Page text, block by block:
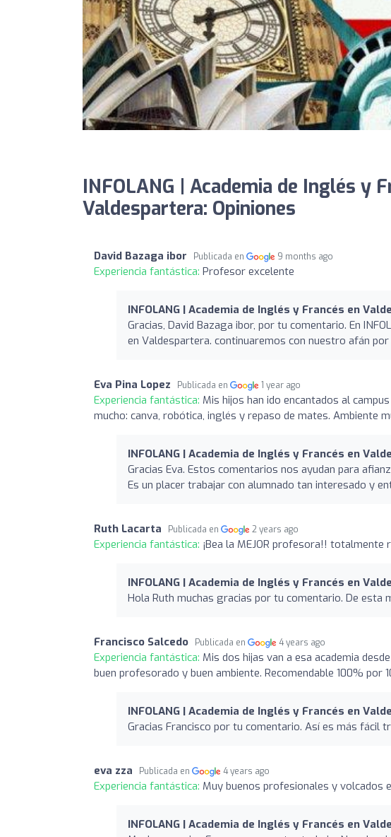
INFOLANG | Academia de Inglés y
Valdespartera: Opiniones
David Bazaga ibor Publicada en 9 months ago
Experiencia fantástica: Profesor excelente
INFOLANG | Academia de Inglés y Francés en
Gracias, David Bazaga ibor, por tu comentario. En
en Valdespartera. continuaremos con nuestro afán
Eva Pina Lopez Publicada en 1 year ago
Experiencia fantástica: Mis hijos han ido encantados al
mucho: canva, robótica, inglés y repaso de mates. Ambiente
INFOLANG | Academia de Inglés y Francés en
Gracias Eva. Estos comentarios nos ayudan para
Es un placer trabajar con alumnado tan interesado y
Ruth Lacarta Publicada en 2 years ago
Experiencia fantástica: ¡Bea la MEJOR profesora!! totalmente
INFOLANG | Academia de Inglés y Francés en
Hola Ruth muchas gracias por tu comentario. De esta
Francisco Salcedo Publicada en 4 years ago
Experiencia fantástica: Mis dos hijas van a esa academia
buen profesorado y buen ambiente. Recomendable 100% por
INFOLANG | Academia de Inglés y Francés en
Gracias Francisco por tu comentario. Así es más fácil
eva zza Publicada en 4 years ago
Experiencia fantástica: Muy buenos profesionales y volcados
INFOLANG | Academia de Inglés y Francés en